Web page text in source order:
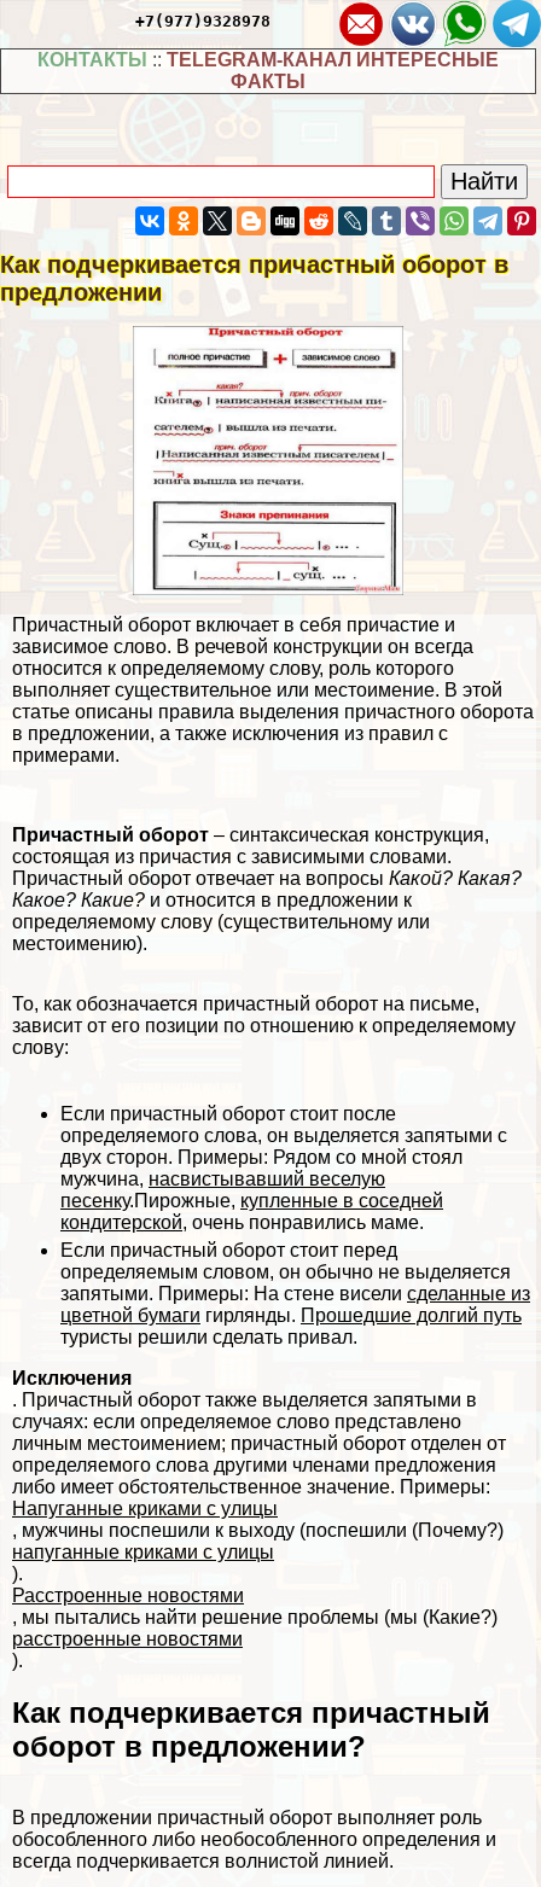
+7(977)9328978
КОНТАКТЫ :: TELEGRAM-КАНАЛ ИНТЕРЕСНЫЕ
ФАКТЫ
Как подчеркивается причастный оборот в
предложении
Причастный оборот включает в себя причастие и
зависимое слово. В речевой конструкции он всегда
относится к определяемому слову, роль которого
выполняет существительное или местоимение. В этой
статье описаны правила выделения причастного оборота
в предложении, а также исключения из правил с
примерами.
Причастный оборот – синтаксическая конструкция,
состоящая из причастия с зависимыми словами.
Причастный оборот отвечает на вопросы Какой? Какая?
Какое? Какие? и относится в предложении к
определяемому слову (существительному или
местоимению).
То, как обозначается причастный оборот на письме,
зависит от его позиции по отношению к определяемому
слову:
Если причастный оборот стоит после
определяемого слова, он выделяется запятыми с
двух сторон. Примеры: Рядом со мной стоял
мужчина, насвистывавший веселую
песенку.Пирожные, купленные в соседней
кондитерской, очень понравились маме.
Если причастный оборот стоит перед
определяемым словом, он обычно не выделяется
запятыми. Примеры: На стене висели сделанные из
цветной бумаги гирлянды. Прошедшие долгий путь
туристы решили сделать привал.
Исключения
. Причастный оборот также выделяется запятыми в
случаях: если определяемое слово представлено
личным местоимением; причастный оборот отделен от
определяемого слова другими члeнами предложения
либо имеет обстоятельственное значение. Примеры:
Напуганные криками с улицы
, мужчины поспешили к выходу (поспешили (Почему?)
напуганные криками с улицы
).
Расстроенные новостями
, мы пытались найти решение проблемы (мы (Какие?)
расстроенные новостями
).
Как подчеркивается причастный
оборот в предложении?
В предложении причастный оборот выполняет роль
обособленного либо необособленного определения и
всегда подчеркивается волнистой линией.